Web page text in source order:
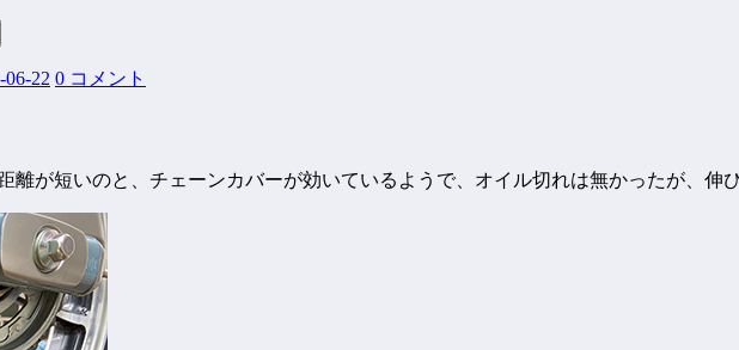
06-22 0 コメント
離が短いのと、チェーンカバーが効いているようで、オイル切れは無かったが、伸